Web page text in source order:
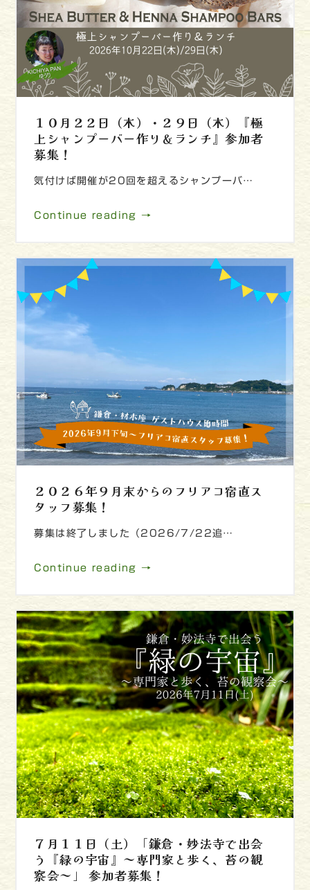
１０月２２日（木）・２９日（木）『極
上シャンプーバー作り＆ランチ』参加者
募集！
気付けば開催が20回を超えるシャンプーバ…
Continue reading →
２０２６年９月末からのフリアコ宿直ス
タッフ募集！
募集は終了しました（2026/7/22追…
Continue reading →
７月１１日（土）「鎌倉・妙法寺で出会
う『緑の宇宙』～専門家と歩く、苔の観
察会～」 参加者募集！